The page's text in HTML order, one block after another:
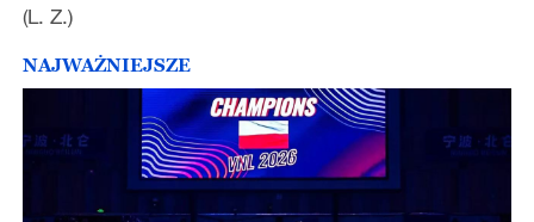
(L. Z.)
NAJWAŻNIEJSZE